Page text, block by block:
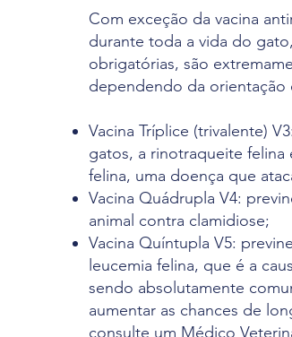
Com exceção da vacina
durante toda a vida do
obrigatórias, são
dependendo da orientação
Vacina Tríplice (trivalente)
gatos, a rinotraqueite
felina, uma doença que
Vacina Quádrupla V4:
animal contra clamidiose;
Vacina Quíntupla V5:
leucemia felina, que é a
sendo absolutamente
aumentar as chances de
consulte um Médico